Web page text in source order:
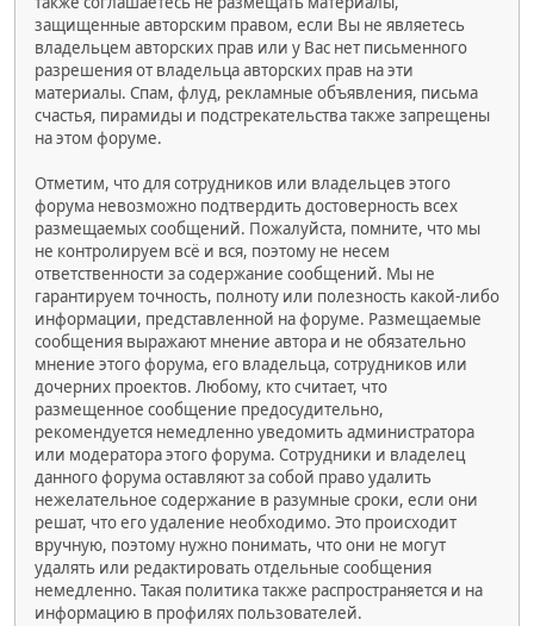
защищенные авторским правом, если Вы не являетесь
владельцем авторских прав или у Вас нет письменного
разрешения от владельца авторских прав на эти
материалы. Спам, флуд, рекламные объявления, письма
счастья, пирамиды и подстрекательства также запрещены
на этом форуме.
Отметим, что для сотрудников или владельцев этого
форума невозможно подтвердить достоверность всех
размещаемых сообщений. Пожалуйста, помните, что мы
не контролируем всё и вся, поэтому не несем
ответственности за содержание сообщений. Мы не
гарантируем точность, полноту или полезность какой-либо
информации, представленной на форуме. Размещаемые
сообщения выражают мнение автора и не обязательно
мнение этого форума, его владельца, сотрудников или
дочерних проектов. Любому, кто считает, что
размещенное сообщение предосудительно,
рекомендуется немедленно уведомить администратора
или модератора этого форума. Сотрудники и владелец
данного форума оставляют за собой право удалить
нежелательное содержание в разумные сроки, если они
решат, что его удаление необходимо. Это происходит
вручную, поэтому нужно понимать, что они не могут
удалять или редактировать отдельные сообщения
немедленно. Такая политика также распространяется и на
информацию в профилях пользователей.